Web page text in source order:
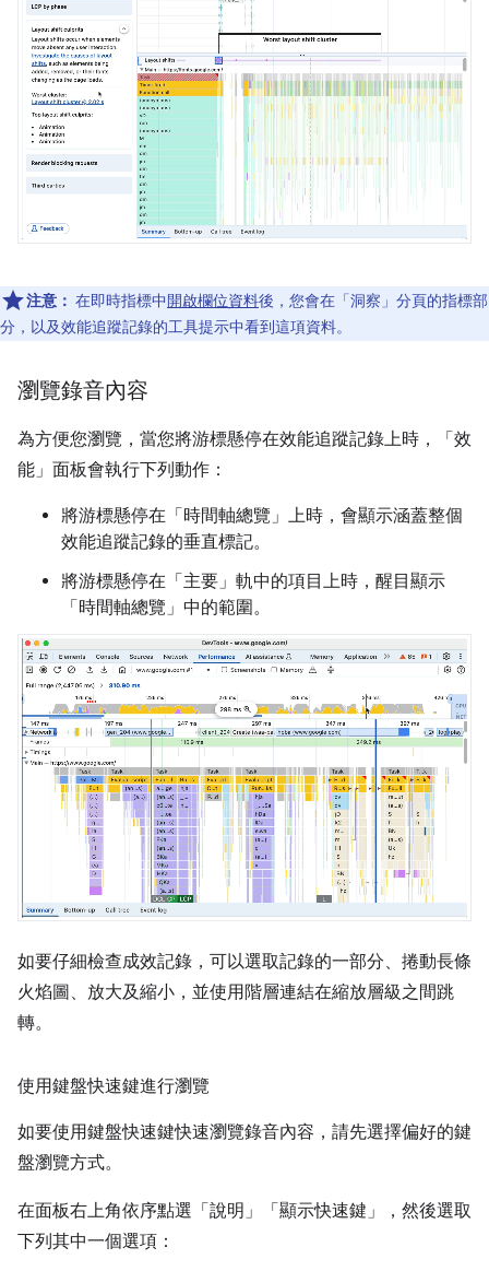
注意： 在即時指標中開啟欄位資料後，您會在「洞察」 分頁的指標部
分，以及效能追蹤記錄的工具提示中看到這項資料。
瀏覽錄音內容
為方便您瀏覽，當您將游標懸停在效能追蹤記錄上時，「效
能」 面板會執行下列動作：
將游標懸停在「時間軸總覽」 上時，會顯示涵蓋整個
效能追蹤記錄的垂直標記。
將游標懸停在「主要」 軌中的項目上時，醒目顯示
「時間軸總覽」 中的範圍。
如要仔細檢查成效記錄，可以選取記錄的一部分、捲動長條
火焰圖、放大及縮小，並使用階層連結在縮放層級之間跳
轉。
使用鍵盤快速鍵進行瀏覽
如要使用鍵盤快速鍵快速瀏覽錄音內容，請先選擇偏好的鍵
盤瀏覽方式。
在面板右上角依序點選「說明」
「顯示快速鍵」，然後選取
下列其中一個選項：